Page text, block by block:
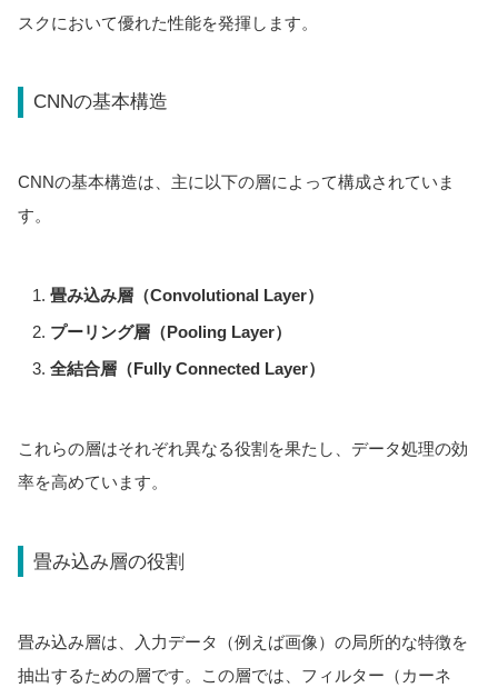
スクにおいて優れた性能を発揮します。
CNNの基本構造
CNNの基本構造は、主に以下の層によって構成されていま
す。
畳み込み層（Convolutional Layer）
プーリング層（Pooling Layer）
全結合層（Fully Connected Layer）
これらの層はそれぞれ異なる役割を果たし、データ処理の効
率を高めています。
畳み込み層の役割
畳み込み層は、入力データ（例えば画像）の局所的な特徴を
抽出するための層です。この層では、フィルター（カーネ